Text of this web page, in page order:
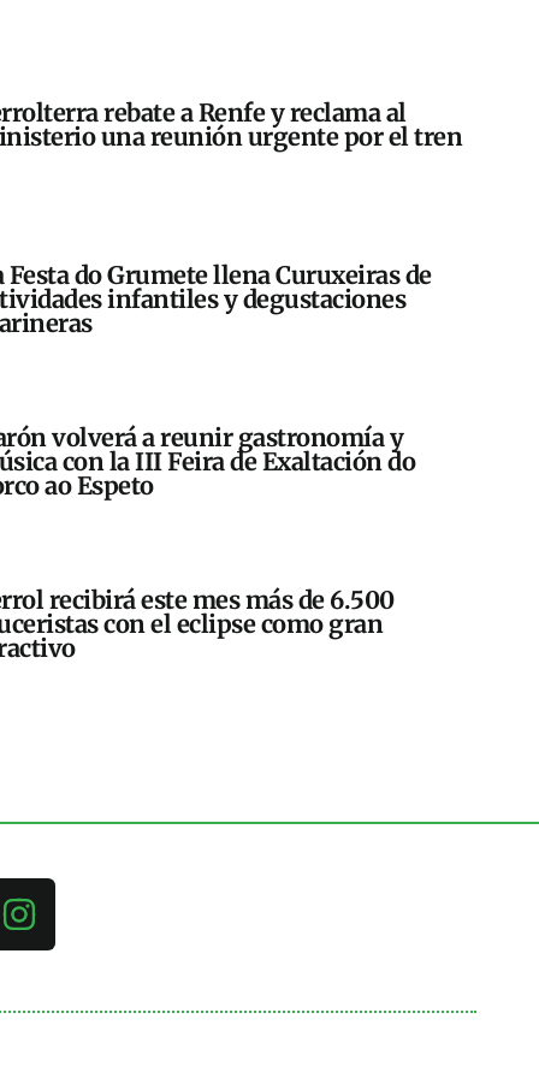
rebate a Renfe y reclama al
una reunión urgente por el tren
Festa do Grumete llena Curuxeiras de
infantiles y degustaciones
volverá a reunir gastronomía y
con la III Feira de Exaltación do
ao Espeto
recibirá este mes más de 6.500
con el eclipse como gran